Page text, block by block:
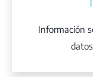
Información